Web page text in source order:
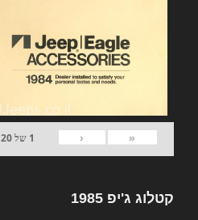
«
‹
1 של20
קטלוג ג'יפ 1985